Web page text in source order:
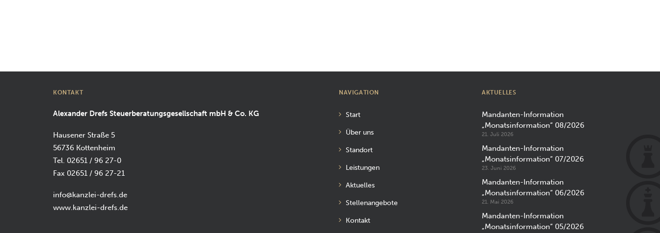
KONTAKT
Alexander Drefs Steuerberatungsgesellschaft mbH & Co. KG
Hausener Straße 5
56736 Kottenheim
Tel. 02651 / 96 27-0
Fax 02651 / 96 27-21
info@kanzlei-drefs.de
www.kanzlei-drefs.de
NAVIGATION
Start
Über uns
Standort
Leistungen
Aktuelles
Stellenangebote
Kontakt
AKTUELLES
Mandanten-Information
„Monatsinformation“ 08/2026
21. Juli 2026
Mandanten-Information
„Monatsinformation“ 07/2026
23. Juni 2026
Mandanten-Information
„Monatsinformation“ 06/2026
21. Mai 2026
Mandanten-Information
„Monatsinformation“ 05/2026